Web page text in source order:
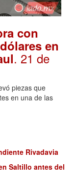
con
en
. 21 de
piezas que
en una de las
Rivadavia
Saltillo antes del